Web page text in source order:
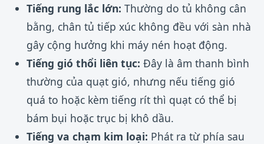
Tiếng rung lắc lớn: Thường do tủ không cân
bằng, chân tủ tiếp xúc không đều với sàn nhà
gây cộng hưởng khi máy nén hoạt động.
Tiếng gió thổi liên tục: Đây là âm thanh bình
thường của quạt gió, nhưng nếu tiếng gió
quá to hoặc kèm tiếng rít thì quạt có thể bị
bám bụi hoặc trục bị khô dầu.
Tiếng va chạm kim loại: Phát ra từ phía sau